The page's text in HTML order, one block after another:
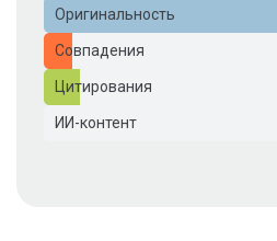
Оригинальность
Совпадения
Цитирования
ИИ-контент